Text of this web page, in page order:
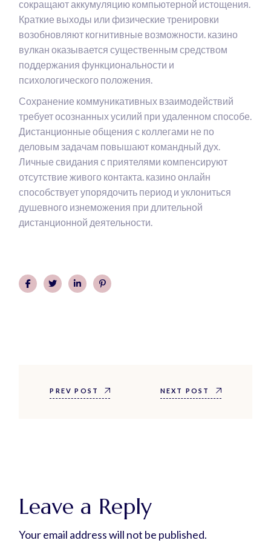
сокращают аккумуляцию компьютерной истощения.
Краткие выходы или физические тренировки
возобновляют когнитивные возможности. казино
вулкан оказывается существенным средством
поддержания функциональности и
психологического положения.
Сохранение коммуникативных взаимодействий
требует осознанных усилий при удаленном способе.
Дистанционные общения с коллегами не по
деловым задачам повышают командный дух.
Личные свидания с приятелями компенсируют
отсутствие живого контакта. казино онлайн
способствует упорядочить период и уклониться
душевного изнеможения при длительной
дистанционной деятельности.
PREV POST NEXT POST
Leave a Reply
Your email address will not be published.